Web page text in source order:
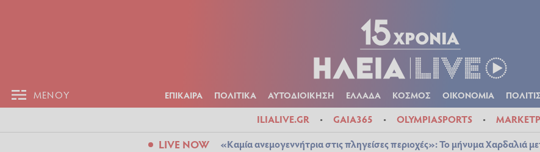
ΜΕΝΟΥ ΕΠΙΚΑΙΡΑ ΠΟΛΙΤΙΚΑ ΑΥΤΟΔΙΟΙΚΗΣΗ ΕΛΛΑΔΑ ΚΟΣΜΟΣ ΟΙΚΟΝΟΜΙΑ
ILIALIVE.GR GAIA365 OLYMPIASPORTS
LIVE NOW «Καμία ανεμογεννήτρια στις πληγείσες περιοχές»: Το μήνυμα Χαρδαλιά